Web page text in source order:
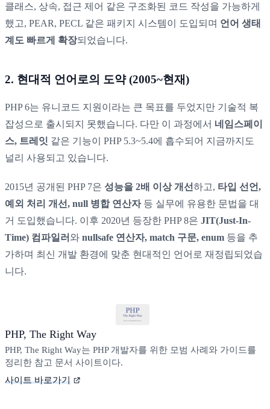
클래스, 상속, 접근 제어 같은 구조화된 코드 작성을 가능하게
했고, PEAR, PECL 같은 패키지 시스템이 도입되며 언어 생태
계도 빠르게 확장되었습니다.
2. 현대적 언어로의 도약 (2005~현재)
PHP 6는 유니코드 지원이라는 큰 목표를 두었지만 기술적 복
잡성으로 출시되지 못했습니다. 다만 이 과정에서 네임스페이
스, 트레잇 같은 기능이 PHP 5.3~5.4에 흡수되어 지금까지도
널리 사용되고 있습니다.
2015년 공개된 PHP 7은 성능을 2배 이상 개선하고, 타입 선언,
예외 처리 개선, null 병합 연산자등 실무에 유용한 문법을 대
거 도입했습니다. 이후 2020년 등장한 PHP 8은 JIT(Just-In-
Time) 컴파일러 와 nullsafe 연산자, match 구문, enum 등을 추
가하며 최신 개발 환경에 맞춘 현대적인 언어로 재정립되었습
니다.
PHP, The Right Way
PHP, The Right Way는 PHP 개발자를 위한 모범 사례와 가이드를
정리한 참고 문서 사이트이다.
사이트 바로가기